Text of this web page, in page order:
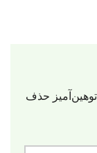
توهین‌آمیز حذف